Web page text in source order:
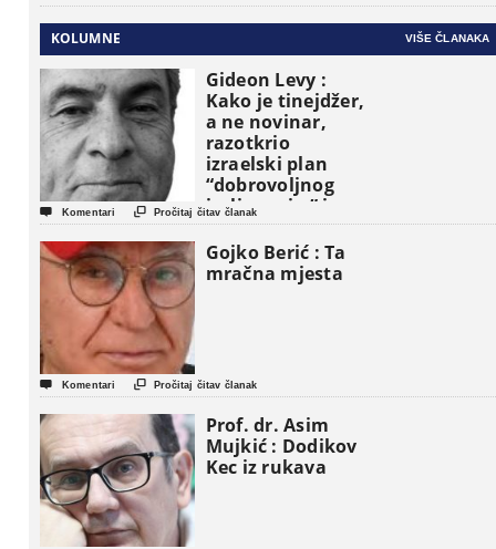
KOLUMNE VIŠE ČLANAKA
Gideon Levy :
Kako je tinejdžer,
a ne novinar,
razotkrio
izraelski plan
“dobrovoljnog
iseljavanja ” iz
Gaze
 Komentari  Pročitaj čitav članak
Gojko Berić : Ta
mračna mjesta
 Komentari  Pročitaj čitav članak
Prof. dr. Asim
Mujkić : Dodikov
Kec iz rukava